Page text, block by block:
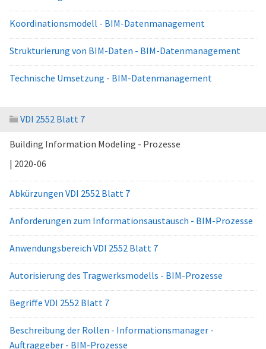
Koordinationsmodell - BIM-Datenmanagement
Strukturierung von BIM-Daten - BIM-Datenmanagement
Technische Umsetzung - BIM-Datenmanagement
VDI 2552 Blatt 7
Building Information Modeling - Prozesse
| 2020-06
Abkürzungen VDI 2552 Blatt 7
Anforderungen zum Informationsaustausch - BIM-Prozesse
Anwendungsbereich VDI 2552 Blatt 7
Autorisierung des Tragwerksmodells - BIM-Prozesse
Begriffe VDI 2552 Blatt 7
Beschreibung der Rollen - Informationsmanager -
Auftraggeber - BIM-Prozesse